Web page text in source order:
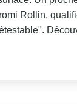
Rollin,